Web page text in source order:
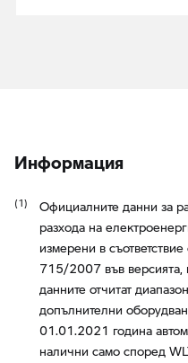
Информация
Официалните данни за
разхода на
измерени в
715/2007 във версията,
данните отчитат
допълнителни
01.01.2021 година
налични само според